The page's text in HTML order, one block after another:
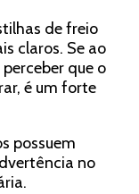
de freio
claros. Se ao
perceber que o
é um forte
possuem
no